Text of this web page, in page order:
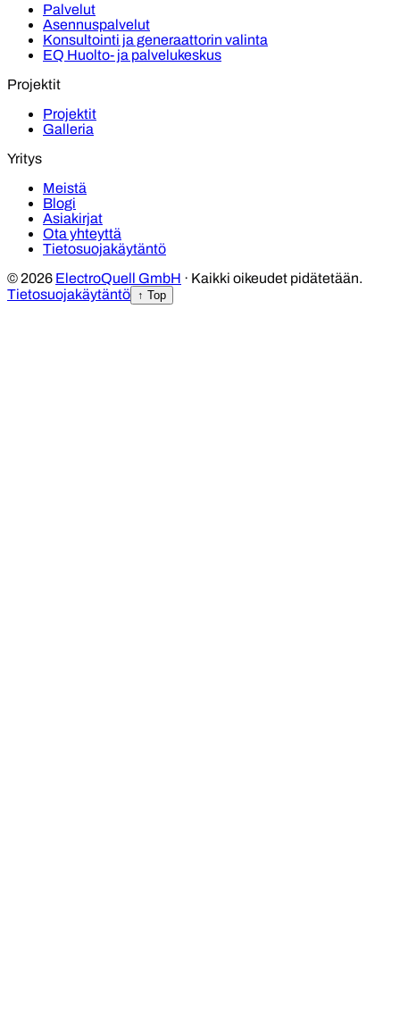
Palvelut
Asennuspalvelut
Konsultointi ja generaattorin valinta
EQ Huolto- ja palvelukeskus
Projektit
Projektit
Galleria
Yritys
Meistä
Blogi
Asiakirjat
Ota yhteyttä
Tietosuojakäytäntö
© 2026 ElectroQuell GmbH · Kaikki oikeudet pidätetään.
Tietosuojakäytäntö ↑ Top